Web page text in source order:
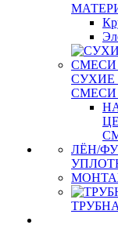
СУХИЕ
СМЕСИ
ЛЁН/